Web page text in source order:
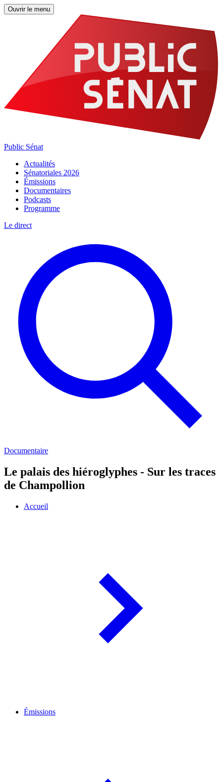
Ouvrir le menu
Public Sénat
Actualités
Sénatoriales 2026
Émissions
Documentaires
Podcasts
Programme
Le direct
Documentaire
Le palais des hiéroglyphes - Sur les traces
de Champollion
Accueil
Émissions